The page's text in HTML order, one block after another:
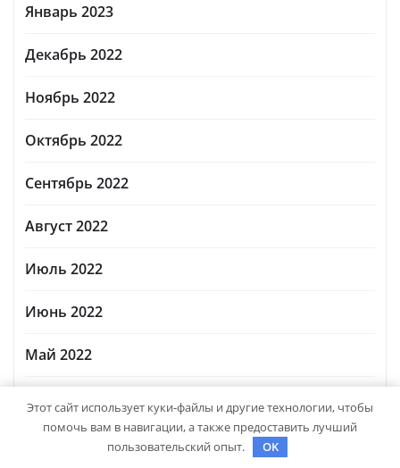
Январь 2023
Декабрь 2022
Ноябрь 2022
Октябрь 2022
Сентябрь 2022
Август 2022
Июль 2022
Июнь 2022
Май 2022
Этот сайт использует куки-файлы и другие технологии, чтобы
помочь вам в навигации, а также предоставить лучший
пользовательский опыт.
OK